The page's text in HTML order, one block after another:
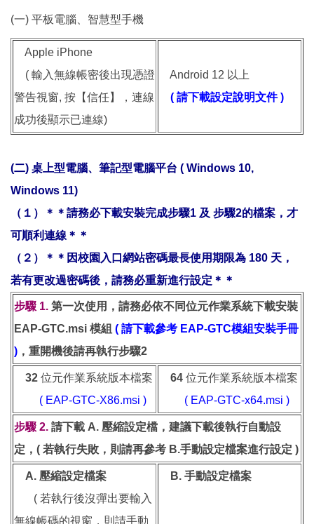
(一) 平板電腦、智慧型手機
Apple iPhone
( 輸入無線帳密後出現憑證
警告視窗, 按【信任】，連線
成功後顯示已連線)
Android 12 以上
( 請下載設定說明文件 )
(二) 桌上型電腦、筆記型電腦平台 ( Windows 10,
Windows 11)
（１）＊＊請務必下載安裝完成步驟1 及 步驟2的檔案，才
可順利連線＊＊
（２）＊＊因校園入口網站密碼最長使用期限為 180 天，
若有更改過密碼後，請務必重新進行設定＊＊
步驟 1. 第一次使用，請務必依不同位元作業系統下載安裝
EAP-GTC.msi 模組 ( 請下載參考 EAP-GTC模組安裝手冊
) ，重開機後請再執行步驟2
32 位元作業系統版本檔案
( EAP-GTC-X86.msi )
64 位元作業系統版本檔案
( EAP-GTC-x64.msi )
步驟 2. 請下載 A. 壓縮設定檔，建議下載後執行自動設
定，( 若執行失敗，則請再參考 B.手動設定檔案進行設定 )
A. 壓縮設定檔案
( 若執行後沒彈出要輸入
無線帳碼的視窗，則請手動
B. 手動設定檔案